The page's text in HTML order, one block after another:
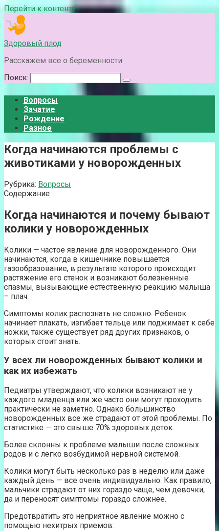
Перейти к контенту
Здоровый плод
Расскажем все о беременности
Поиск:
Вопросы
Зачатие
Рождение
Разное
Когда начинаются проблемы с
животиками у новорожденных
Рубрика: Вопросы
Содержание
Когда начинаются и почему бывают
колики у новорожденных
Колики — частое явление для новорожденного. Они
начинаются, когда в кишечнике повышается
газообразование, в результате которого происходит
растяжение его стенок и возникают болезненные
спазмы, вызывающие естественную реакцию малыша
– плач.
Симптомы колик распознать не сложно. Ребенок
начинает плакать, изгибает тельце или поджимает к себе
ножки, также существует ряд других признаков, о
которых стоит знать.
У всех ли новорожденных бывают колики и
как их избежать
Педиатры утверждают, что колики возникают не у
каждого младенца или же часто они могут проходить
практически не заметно. Однако большинство
новорожденных все же страдают от этой проблемы. По
статистике — это свыше 70% здоровых деток.
Более склонны к проблеме малыши после сложных
родов и с легко возбудимой нервной системой.
Колики могут быть несколько раз в неделю или даже
каждый день — все очень индивидуально. Как правило,
мальчики страдают от них гораздо чаще, чем девочки,
да и переносят симптомы гораздо сложнее.
Предотвратить это неприятное явление можно с
помощью нехитрых приемов: